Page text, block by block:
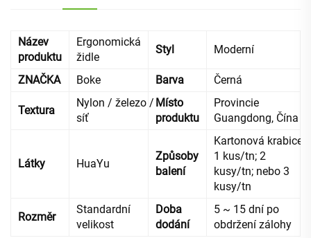
Název
produktu
Ergonomická
židle
Styl Moderní
ZNAČKA Boke Barva Černá
Textura
Nylon / železo /
síť
Místo
produktu
Provincie
Guangdong, Čína
Látky HuaYu
Způsoby
balení
Kartonová krabice,
1 kus/tn; 2
kusy/tn; nebo 3
kusy/tn
Rozměr
Standardní
velikost
Doba
dodání
5 ~ 15 dní po
obdržení zálohy